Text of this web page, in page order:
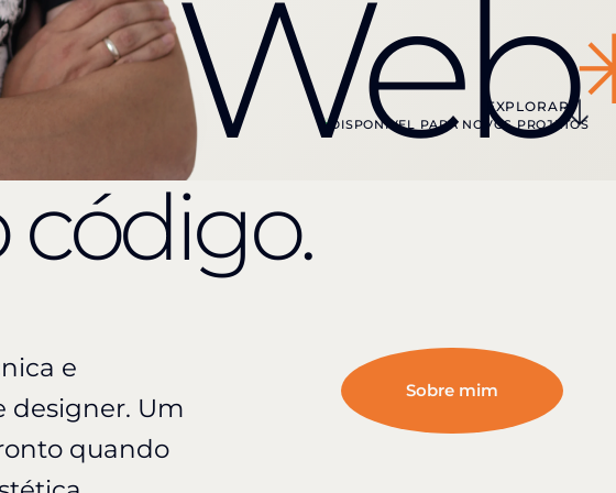
DISPONÍVEL PARA NOVOS PROJETOS
Web
EXPLORAR
código.
e
designer. Um
quando
Sobre mim